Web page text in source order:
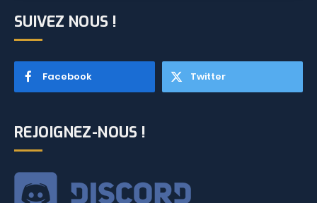
SUIVEZ NOUS !
Facebook Twitter
REJOIGNEZ-NOUS !